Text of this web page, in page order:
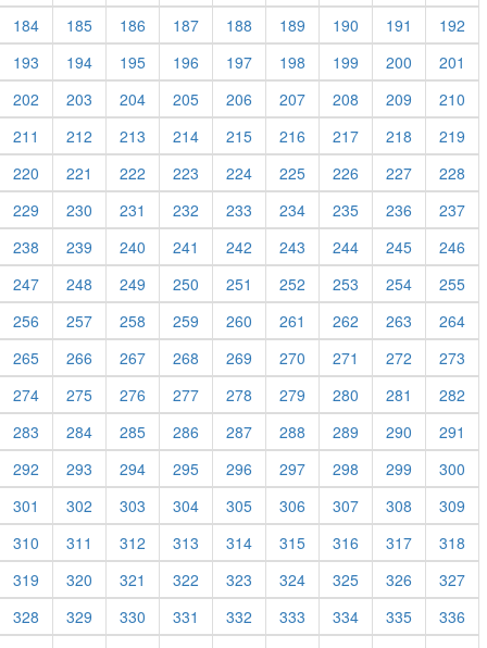
184 185 186 187 188 189 190 191
192
193
194 195 196 197 198 199 200
201
202
203 204 205 206 207 208 209
210
211
212 213 214 215 216 217 218
219
220
221 222 223 224 225 226 227
228
229
230 231 232 233 234 235 236
237
238
239 240 241 242 243 244 245
246
247
248 249 250 251 252 253 254
255
256
257 258 259 260 261 262 263
264
265
266 267 268 269 270 271 272
273
274
275 276 277 278 279 280 281
282
283
284 285 286 287 288 289 290
291
292
293 294 295 296 297 298 299
300
301
302 303 304 305 306 307 308
309
310
311 312 313 314 315 316 317
318
319
320 321 322 323 324 325 326
327
328
329 330 331 332 333 334 335
336